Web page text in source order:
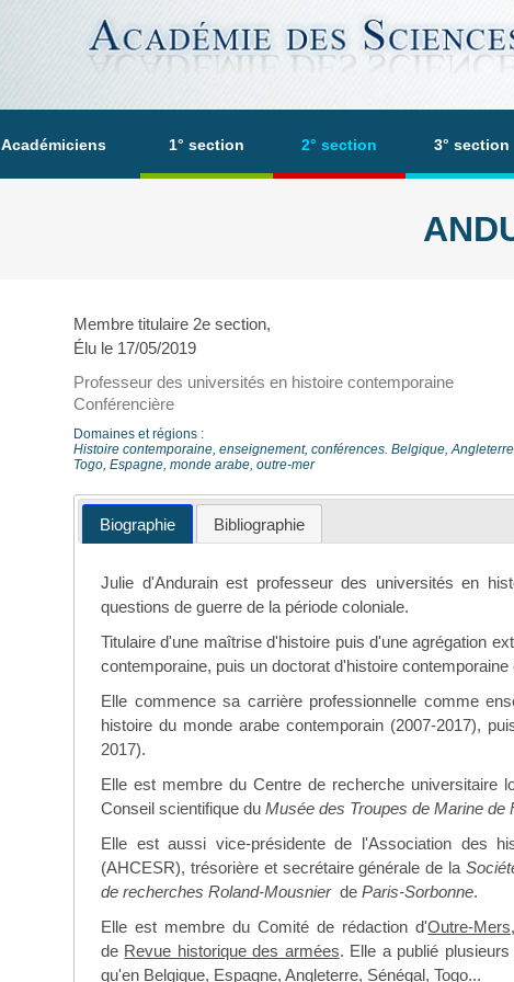
Académiciens 1° section 2° section 3° section
Membre titulaire 2e section,
Élu le 17/05/2019
Professeur des universités en histoire contemporaine
Conférencière
Domaines et régions :
Histoire contemporaine, enseignement, conférences. Belgique,
Togo, Espagne, monde arabe, outre-mer
Biographie Bibliographie
Julie d'Andurain est professeur des universités en
questions de guerre de la période coloniale.
Titulaire d'une maîtrise d'histoire puis d'une agrégation
contemporaine, puis un doctorat d'histoire
Elle commence sa carrière professionnelle comme
histoire du monde arabe contemporain (2007-2017),
2017).
Elle est membre du Centre de recherche universitaire
Conseil scientifique du Musée des Troupes de Marine de
Elle est aussi vice-présidente de l'Association des
(AHCESR), trésorière et secrétaire générale de la
de recherches Roland-Mousnier de Paris-Sorbonne.
Elle est membre du Comité de rédaction d'Outre-
de Revue historique des armées. Elle a publié
qu'en Belgique, Espagne, Angleterre, Sénégal, Togo...